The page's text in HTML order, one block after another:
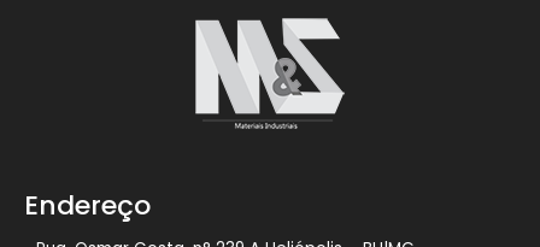
Endereço